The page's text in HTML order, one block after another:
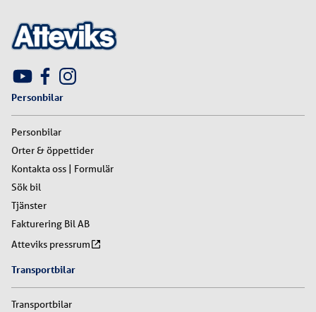
Personbilar
Personbilar
Orter & öppettider
Kontakta oss | Formulär
Sök bil
Tjänster
Fakturering Bil AB
Atteviks pressrum
Transportbilar
Transportbilar